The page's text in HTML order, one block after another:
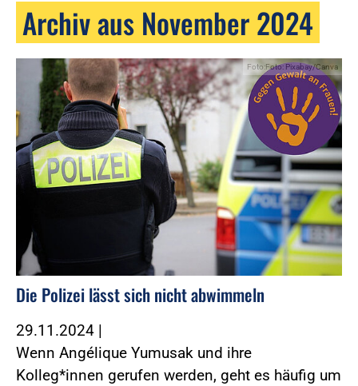
Archiv aus November 2024
Foto:Foto: Pixabay/Canva
Die Polizei lässt sich nicht abwimmeln
29.11.2024 |
Wenn Angélique Yumusak und ihre
Kolleg*innen gerufen werden, geht es häufig um